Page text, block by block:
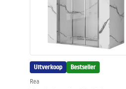
Uitverkoop Bestseller
Rea